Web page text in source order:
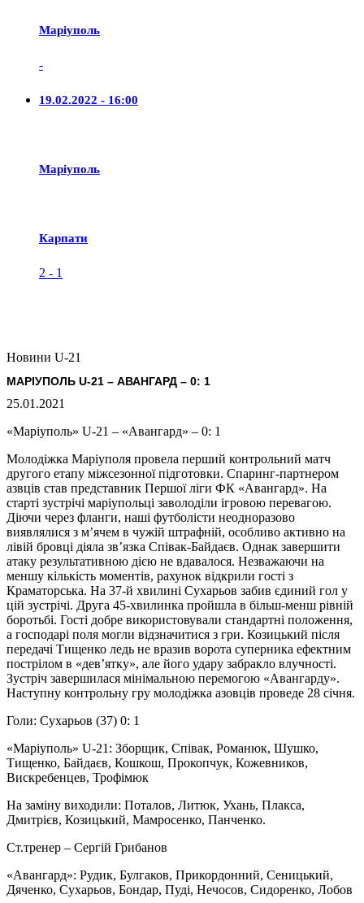
Маріуполь
-
19.02.2022 - 16:00
Маріуполь
Карпати
2 - 1
Новини U-21
МАРІУПОЛЬ U-21 – АВАНГАРД – 0: 1
25.01.2021
«Маріуполь» U-21 – «Авангард» – 0: 1
Молодіжка Маріуполя провела перший контрольний матч
другого етапу міжсезонної підготовки. Спаринг-партнером
азвців став представник Першої ліги ФК «Авангард». На
старті зустрічі маріупольці заволоділи ігровою перевагою.
Діючи через фланги, наші футболісти неодноразово
виявлялися з м’ячем в чужій штрафній, особливо активно на
лівій бровці діяла зв’язка Співак-Байдаєв. Однак завершити
атаку результативною дією не вдавалося. Незважаючи на
меншу кількість моментів, рахунок відкрили гості з
Краматорська. На 37-й хвилині Сухарьов забив єдиний гол у
цій зустрічі. Друга 45-хвилинка пройшла в більш-менш рівній
боротьбі. Гості добре використовували стандартні положення,
а господарі поля могли відзначитися з гри. Козицький після
передачі Тищенко ледь не вразив ворота суперника ефектним
пострілом в «дев’ятку», але його удару забракло влучності.
Зустріч завершилася мінімальною перемогою «Авангарду».
Наступну контрольну гру молодіжка азовців проведе 28 січня.
Голи: Сухарьов (37) 0: 1
«Маріуполь» U-21: Зборщик, Співак, Романюк, Шушко,
Тищенко, Байдаєв, Кошкош, Прокопчук, Кожевников,
Вискребенцев, Трофімюк
На заміну виходили: Поталов, Литюк, Ухань, Плакса,
Дмитрієв, Козицький, Мамросенко, Панченко.
Ст.тренер – Сергій Грибанов
«Авангард»: Рудик, Булгаков, Прикордонний, Сеницький,
Дяченко, Сухарьов, Бондар, Пуді, Нечосов, Сидоренко, Лобов